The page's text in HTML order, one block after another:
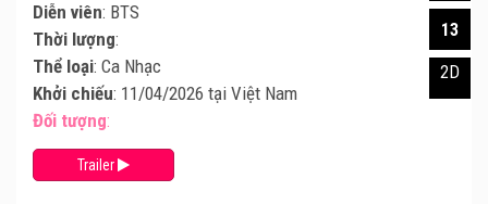
Diễn viên: BTS
Thời lượng:
Thể loại: Ca Nhạc
Khởi chiếu: 11/04/2026 tại Việt Nam
Đối tượng:
Trailer
13
2D